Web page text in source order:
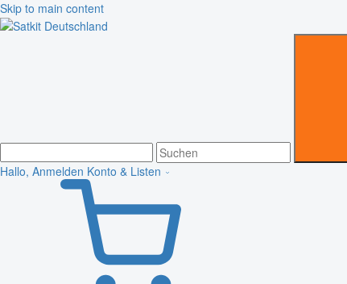
Skip to main content
Hallo, Anmelden Konto & Listen